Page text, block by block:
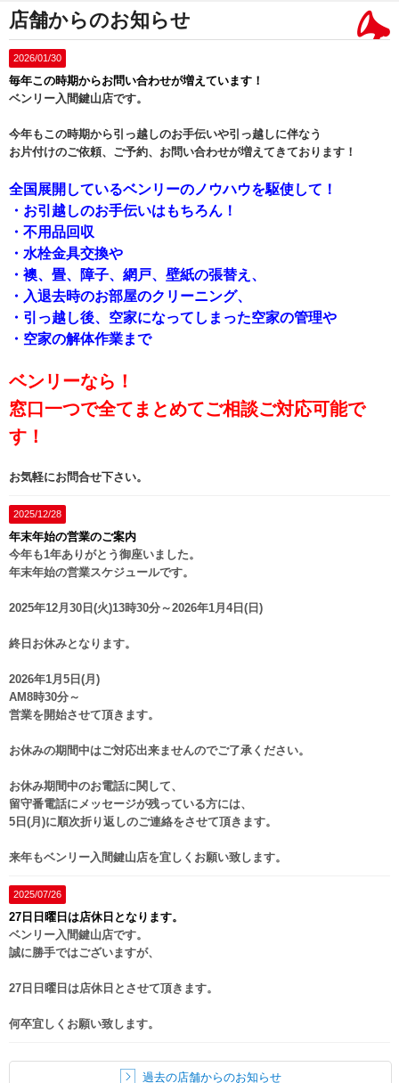
店舗からのお知らせ
2026/01/30
毎年この時期からお問い合わせが増えています！
ベンリー入間鍵山店です。
今年もこの時期から引っ越しのお手伝いや引っ越しに伴なう
お片付けのご依頼、ご予約、お問い合わせが増えてきております！
全国展開しているベンリーのノウハウを駆使して！
・お引越しのお手伝いはもちろん！
・不用品回収
・水栓金具交換や
・襖、畳、障子、網戸、壁紙の張替え、
・入退去時のお部屋のクリーニング、
・引っ越し後、空家になってしまった空家の管理や
・空家の解体作業まで
ベンリーなら！
窓口一つで全てまとめてご相談ご対応可能で
す！
お気軽にお問合せ下さい。
2025/12/28
年末年始の営業のご案内
今年も1年ありがとう御座いました。
年末年始の営業スケジュールです。
2025年12月30日(火)13時30分～2026年1月4日(日)
終日お休みとなります。
2026年1月5日(月)
AM8時30分～
営業を開始させて頂きます。
お休みの期間中はご対応出来ませんのでご了承ください。
お休み期間中のお電話に関して、
留守番電話にメッセージが残っている方には、
5日(月)に順次折り返しのご連絡をさせて頂きます。
来年もベンリー入間鍵山店を宜しくお願い致します。
2025/07/26
27日日曜日は店休日となります。
ベンリー入間鍵山店です。
誠に勝手ではございますが、
27日日曜日は店休日とさせて頂きます。
何卒宜しくお願い致します。
過去の店舗からのお知らせ